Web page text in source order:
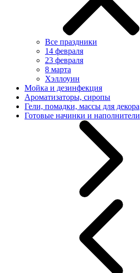
Все праздники
14 февраля
23 февраля
8 марта
Хэллоуин
Мойка и дезинфекция
Ароматизаторы, сиропы
Гели, помадки, массы для декора
Готовые начинки и наполнители